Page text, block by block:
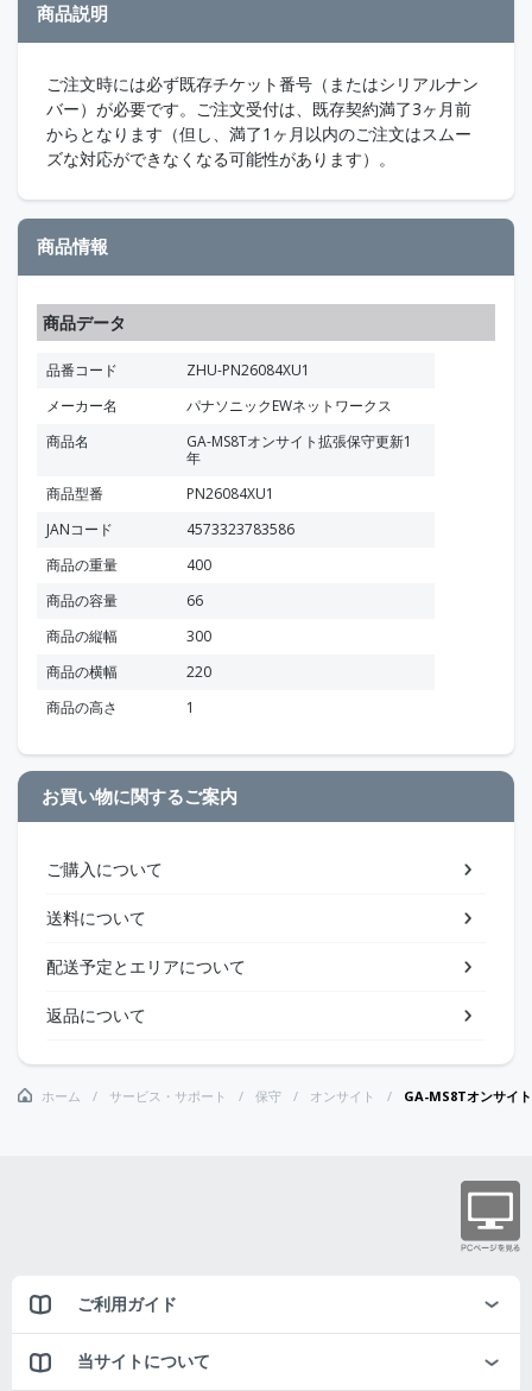
商品説明
ご注文時には必ず既存チケット番号（またはシリアルナン
バー）が必要です。ご注文受付は、既存契約満了3ヶ月前
からとなります（但し、満了1ヶ月以内のご注文はスムー
ズな対応ができなくなる可能性があります）。
商品情報
商品データ
品番コード
ZHU-PN26084XU1
メーカー名
パナソニックEWネットワークス
商品名
GA-MS8Tオンサイト拡張保守更新1
年
商品型番
PN26084XU1
JANコード
4573323783586
商品の重量
400
商品の容量
66
商品の縦幅
300
商品の横幅
220
商品の高さ
1
お買い物に関するご案内
ご購入について
送料について
配送予定とエリアについて
返品について
ホーム サービス・サポート 保守 オンサイト GA-MS8Tオンサイ
ご利用ガイド
当サイトについて